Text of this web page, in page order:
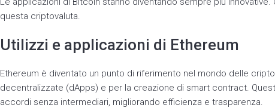
questa criptovaluta.
Utilizzi e applicazioni di Ethereum
Ethereum è diventato un punto di riferimento nel mondo delle
decentralizzate (dApps) e per la creazione di smart contract.
accordi senza intermediari, migliorando efficienza e trasparenza.